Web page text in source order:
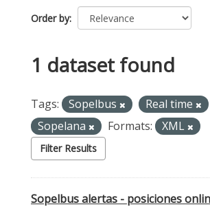
Order by
1 dataset found
Tags: Sopelbus
Real time
Sopelana
Formats: XML
Filter Results
Sopelbus alertas - posiciones